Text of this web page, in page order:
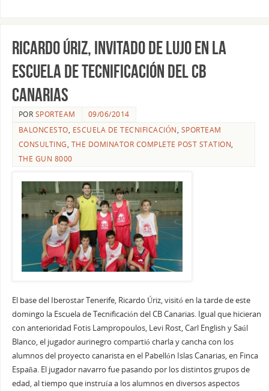
Ricardo Úriz, invitado de lujo en la
Escuela de Tecnificación del CB
Canarias
POR SPORTEAM
09/06/2014
BALONCESTO, ESCUELA DE TECNIFICACIÓN, SPORTEAM
CONSULTING, THE DOMINATOR COMPLETE POST STATION,
THE GUN 8000
El base del Iberostar Tenerife, Ricardo Úriz, visitó en la tarde de este
domingo la Escuela de Tecnificación del CB Canarias. Igual que hicieran
con anterioridad Fotis Lampropoulos, Levi Rost, Carl English y Saúl
Blanco, el jugador aurinegro compartió charla y cancha con los
alumnos del proyecto canarista en el Pabellón Islas Canarias, en Finca
España. El jugador navarro fue pasando por los distintos grupos de
edad, al tiempo que instruía a los alumnos en diversos aspectos